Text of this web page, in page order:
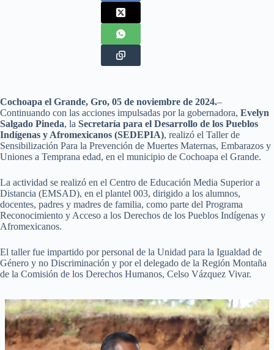
Cochoapa el Grande, Gro, 05 de noviembre de 2024.–
Continuando con las acciones impulsadas por la gobernadora, Evelyn
Salgado Pineda, la Secretaría para el Desarrollo de los Pueblos
Indígenas y Afromexicanos (SEDEPIA), realizó el Taller de
Sensibilización Para la Prevención de Muertes Maternas, Embarazos y
Uniones a Temprana edad, en el municipio de Cochoapa el Grande.
La actividad se realizó en el Centro de Educación Media Superior a
Distancia (EMSAD), en el plantel 003, dirigido a los alumnos,
docentes, padres y madres de familia, como parte del Programa
Reconocimiento y Acceso a los Derechos de los Pueblos Indígenas y
Afromexicanos.
El taller fue impartido por personal de la Unidad para la Igualdad de
Género y no Discriminación y por el delegado de la Región Montaña
de la Comisión de los Derechos Humanos, Celso Vázquez Vivar.